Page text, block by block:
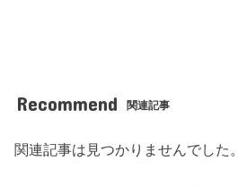
Recommend 関連記事
関連記事は見つかりませんでした。